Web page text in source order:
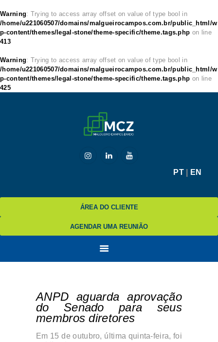
Warning: Trying to access array offset on value of type bool in
/home/u221060507/domains/malgueirocampos.com.br/public_html/w
p-content/themes/legal-stone/theme-specific/theme.tags.php on line
413
Warning: Trying to access array offset on value of type bool in
/home/u221060507/domains/malgueirocampos.com.br/public_html/w
p-content/themes/legal-stone/theme-specific/theme.tags.php on line
425
PT| EN
ÁREA DO CLIENTE
AGENDAR UMA REUNIÃO
HOME
MCZ
EXPERTISE
ANPD aguarda aprovação
do Senado para seus
membros diretores
Em 15 de outubro, última quinta-feira, foi